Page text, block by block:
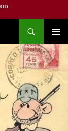
MENÚ